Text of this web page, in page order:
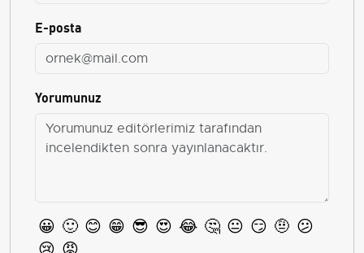
E-posta
Yorumunuz
😀 🙂 😊 😁 😎 😍 😂 🤔 😐 😏 🤨 😕